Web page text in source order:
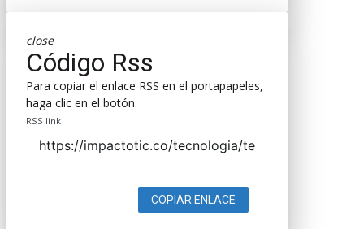
close
Código Rss
Para copiar el enlace RSS en el portapapeles,
haga clic en el botón.
RSS link
COPIAR ENLACE